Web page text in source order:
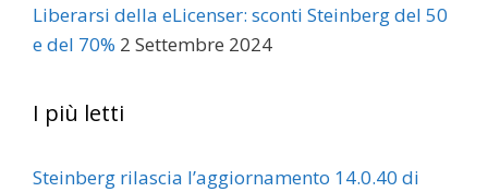
Liberarsi della eLicenser: sconti Steinberg del 50
e del 70% 2 Settembre 2024
I più letti
Steinberg rilascia l’aggiornamento 14.0.40 di